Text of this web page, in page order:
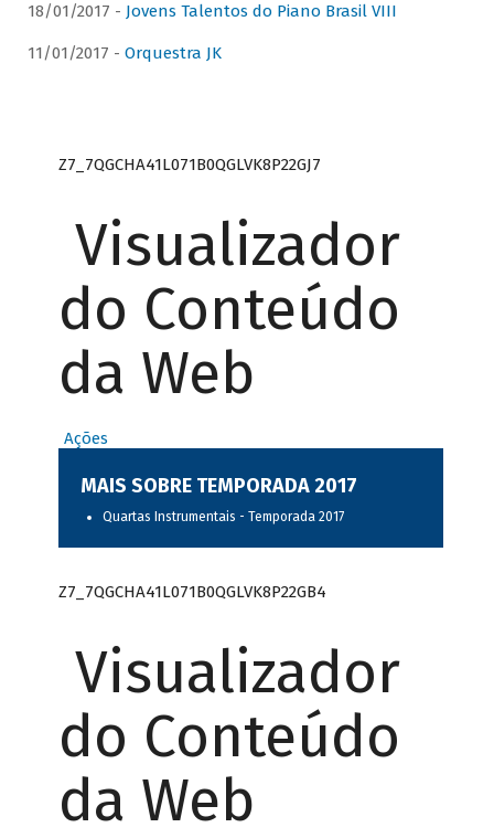
18/01/2017 - Jovens Talentos do Piano Brasil VIII
11/01/2017 - Orquestra JK
Z7_7QGCHA41L071B0QGLVK8P22GJ7
Visualizador
do Conteúdo
da Web
Ações
MAIS SOBRE TEMPORADA 2017
Quartas Instrumentais - Temporada 2017
Z7_7QGCHA41L071B0QGLVK8P22GB4
Visualizador
do Conteúdo
da Web